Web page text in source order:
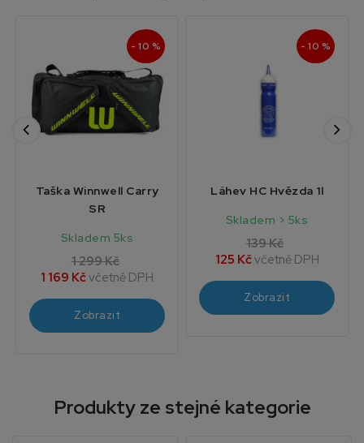
- 10 %
Taška Winnwell Carry
SR
Skladem 5ks
1 299 Kč
1 169 Kčvčetně DPH
Zobrazit
- 10 %
Láhev HC Hvězda 1l
Skladem > 5ks
139 Kč
125 Kčvčetně DPH
Zobrazit
Produkty ze stejné kategorie